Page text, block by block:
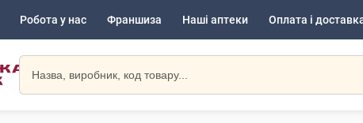
Робота у нас Франшиза Наші аптеки Оплата і